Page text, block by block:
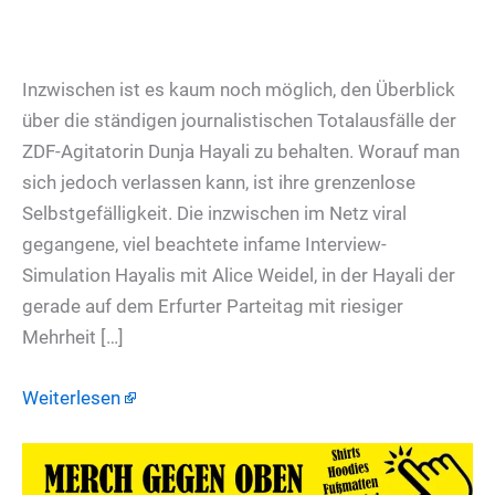
Inzwischen ist es kaum noch möglich, den Überblick
über die ständigen journalistischen Totalausfälle der
ZDF-Agitatorin Dunja Hayali zu behalten. Worauf man
sich jedoch verlassen kann, ist ihre grenzenlose
Selbstgefälligkeit. Die inzwischen im Netz viral
gegangene, viel beachtete infame Interview-
Simulation Hayalis mit Alice Weidel, in der Hayali der
gerade auf dem Erfurter Parteitag mit riesiger
Mehrheit […]
Weiterlesen